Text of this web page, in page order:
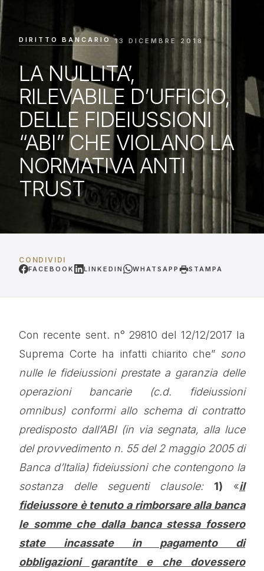
DIRITTO BANCARIO·13 DICEMBRE 2018
LA NULLITA’,
RILEVABILE D’UFFICIO,
DELLE FIDEIUSSIONI
“ABI” CHE VIOLANO LA
NORMATIVA ANTI
TRUST
CONDIVIDI
FACEBOOK LINKEDIN WHATSAPP STAMPA
Con recente sent. n° 29810 del 12/12/2017 la
Suprema Corte ha infatti chiarito che” sono
nulle le fideiussioni prestate a garanzia delle
operazioni bancarie (c.d. fideiussioni
omnibus) conformi allo schema di contratto
predisposto dall’ABI (in via segnata, alla luce
del provvedimento n. 55 del 2 maggio 2005 di
Banca d’Italia) fideiussioni che contengono la
sostanza delle seguenti clausole:
1) «il
fideiussore è tenuto a rimborsare alla banca
le somme che dalla banca stessa fossero
state incassate in pagamento di
obbligazioni garantite e che dovessero